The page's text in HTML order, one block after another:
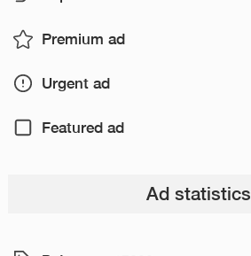
Premium ad
Urgent ad
Featured ad
Ad statistics